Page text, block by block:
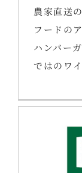
農家直送
フードの
ハンバー
ではのワ